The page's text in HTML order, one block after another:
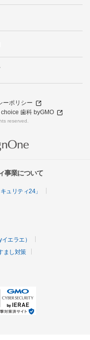
ーポリシー
choice 歯科 byGMO
reserved.
事業について
ュリティ24」
エラエ）
まし対策